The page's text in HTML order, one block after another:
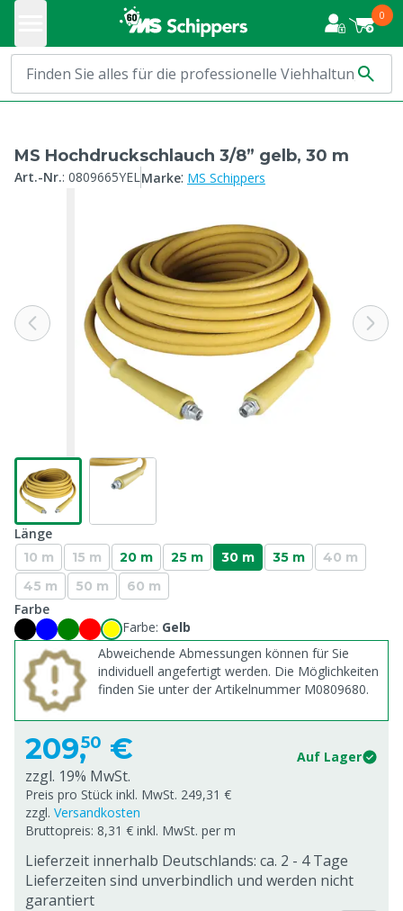
0
MS Hochdruckschlauch 3/8” gelb, 30 m
Art.-Nr.: 0809665YELMarke: MS Schippers
Länge
10 m 15 m 20 m 25 m 30 m 35 m
40 m
45 m
50 m 60 m
Farbe
Farbe: Gelb
Abweichende Abmessungen können für Sie
individuell angefertigt werden. Die Möglichkeiten
finden Sie unter der Artikelnummer M0809680.
209,50 € Auf Lager
zzgl. 19% MwSt.
Preis pro Stück inkl. MwSt. 249,31 €
zzgl. Versandkosten
Bruttopreis: 8,31 € inkl. MwSt. per m
Lieferzeit innerhalb Deutschlands: ca. 2 - 4 Tage
Lieferzeiten sind unverbindlich und werden nicht
garantiert